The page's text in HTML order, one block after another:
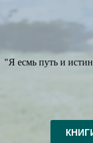
"Я есмь путь и